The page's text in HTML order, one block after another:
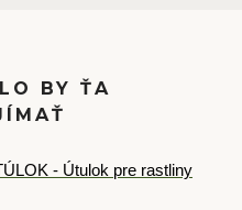
BY ŤA
- Útulok pre rastliny